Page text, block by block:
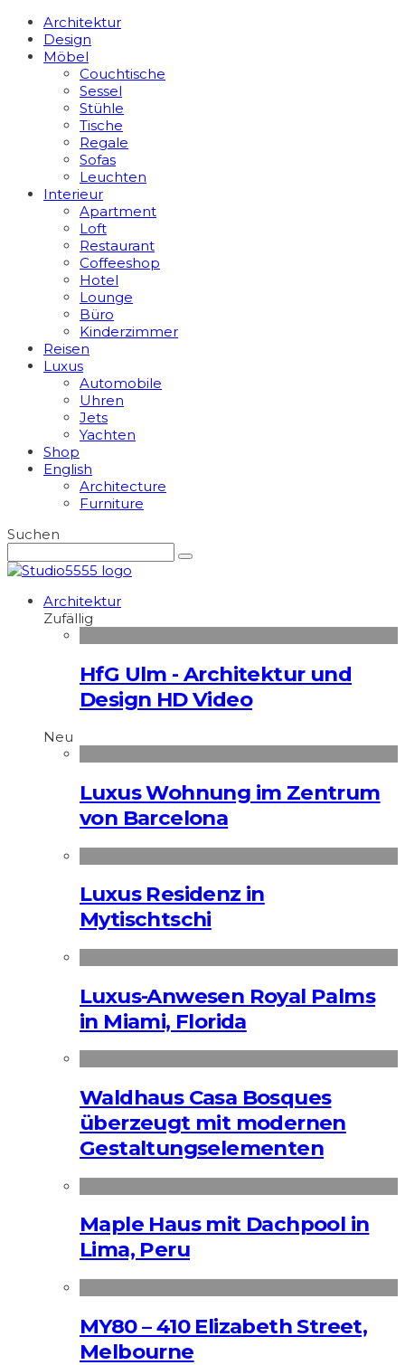
Architektur
Design
Möbel
Couchtische
Sessel
Stühle
Tische
Regale
Sofas
Leuchten
Interieur
Apart­ment
Loft
Restaurant
Coffeeshop
Hotel
Lounge
Büro
Kinderzimmer
Reisen
Luxus
Automobile
Uhren
Jets
Yachten
Shop
English
Architecture
Furniture
Suchen
Architektur
Zufällig
HfG Ulm - Architektur und
Design HD Video
Neu
Luxus Wohnung im Zentrum
von Barcelona
Luxus Residenz in
Mytischtschi
Luxus-Anwesen Royal Palms
in Miami, Florida
Waldhaus Casa Bosques
überzeugt mit modernen
Gestaltungselementen
Maple Haus mit Dachpool in
Lima, Peru
MY80 – 410 Elizabeth Street,
Melbourne